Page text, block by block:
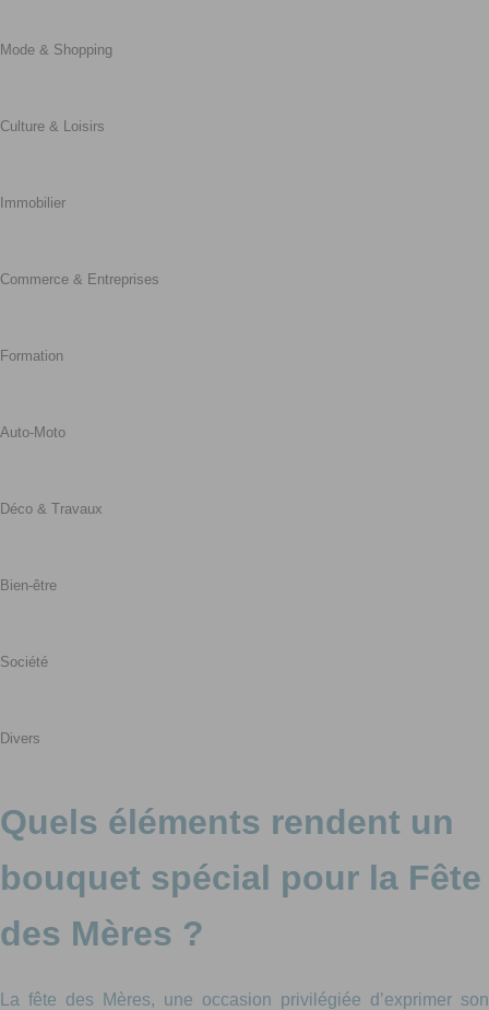
Mode & Shopping
Culture & Loisirs
Immobilier
Commerce & Entreprises
Formation
Auto-Moto
Déco & Travaux
Bien-être
Société
Divers
Quels éléments rendent un
bouquet spécial pour la Fête
des Mères ?
La fête des Mères, une occasion privilégiée d’exprimer son